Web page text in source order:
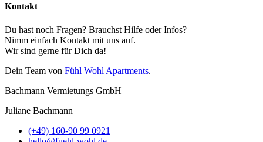
Kontakt
Du hast noch Fragen? Brauchst Hilfe oder Infos?
Nimm einfach Kontakt mit uns auf.
Wir sind gerne für Dich da!
Dein Team von Fühl Wohl Apartments.
Bachmann Vermietungs GmbH
Juliane Bachmann
(+49) 160-90 99 0921